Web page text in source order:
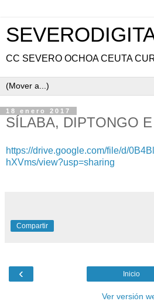
CC SEVERO OCHOA CEUTA
18 enero 2017
SÍLABA, DIPTONGO
https://drive.google.com/file/d/
hXVms/view?usp=sharing
Compartir
‹ Inicio
Ver versión